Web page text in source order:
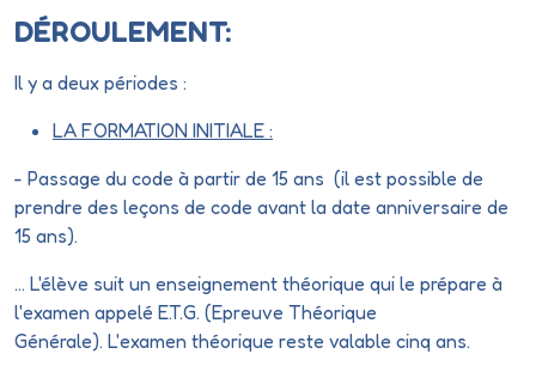
DÉROULEMENT:
Il y a deux périodes :
LA FORMATION INITIALE :
- Passage du code à partir de 15 ans (il est possible de
prendre des leçons de code avant la date anniversaire de
15 ans).
... L'élève suit un enseignement théorique qui le prépare à
l'examen appelé E.T.G. (Epreuve Théorique
Générale). L'examen théorique reste valable cinq ans.